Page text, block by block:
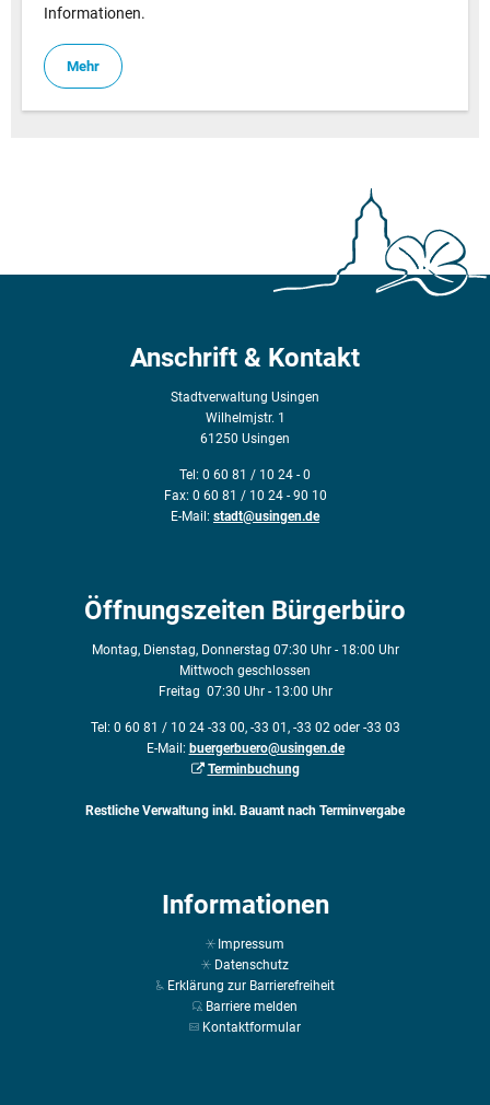
Informationen.
Mehr
Anschrift & Kontakt
Stadtverwaltung Usingen
Wilhelmjstr. 1
61250 Usingen
Tel: 0 60 81 / 10 24 - 0
Fax: 0 60 81 / 10 24 - 90 10
E-Mail: stadt@usingen.de
Öffnungszeiten Bürgerbüro
Montag, Dienstag, Donnerstag 07:30 Uhr - 18:00 Uhr
Mittwoch geschlossen
Freitag 07:30 Uhr - 13:00 Uhr
Tel: 0 60 81 / 10 24 -33 00, -33 01, -33 02 oder -33 03
E-Mail: buergerbuero@usingen.de
Terminbuchung
Restliche Verwaltung inkl. Bauamt nach Terminvergabe
Informationen
Impressum
Datenschutz
Erklärung zur Barrierefreiheit
Barriere melden
Kontaktformular